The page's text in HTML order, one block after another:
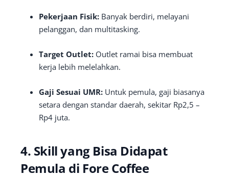
Pekerjaan Fisik: Banyak berdiri, melayani
pelanggan, dan multitasking.
Target Outlet: Outlet ramai bisa membuat
kerja lebih melelahkan.
Gaji Sesuai UMR: Untuk pemula, gaji biasanya
setara dengan standar daerah, sekitar Rp2,5 –
Rp4 juta.
4. Skill yang Bisa Didapat
Pemula di Fore Coffee